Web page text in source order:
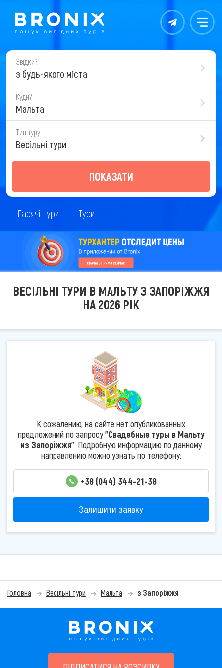
Контакты Меню
Звідки?
з будь-якого міста
Куди?
Мальта
Тип туру
Весільні тури
ПОКАЗАТИ
Гарячі тури Тури
ВЕСІЛЬНІ ТУРИ В МАЛЬТУ З ЗАПОРІЖЖЯ
НА 2026 РІК
К сожалению, на сайте нет опубликованных
предложений по запросу"Свадебные туры в Мальту
из Запоріжжя". Подробную информацию по данному
направлению можно узнать по телефону:
+38 (044) 344-21-38
Залишити заявку
Головна Весільні тури Мальта з Запоріжжя